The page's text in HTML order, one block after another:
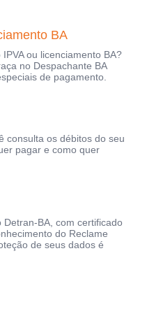
BA
ou licenciamento BA?
no Despachante BA
de pagamento.
consulta os débitos do seu
pagar e como quer
BA, com certificado
do Reclame
de seus dados é